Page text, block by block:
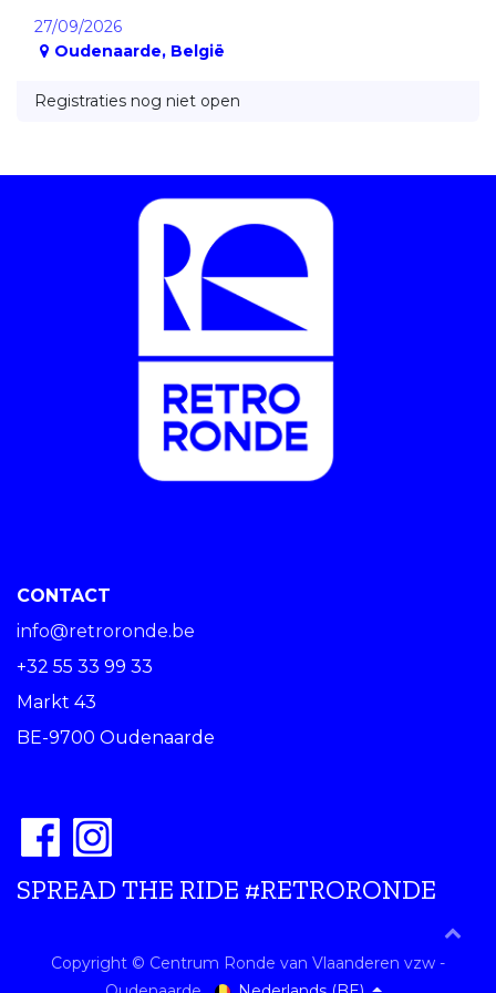
27/09/2026
Oudenaarde, België
Registraties nog niet open
CONTACT
info@retroronde.be
+32 55 33 99 33
Markt 43
BE-9700 Oudenaarde
SPREAD THE RIDE #RETRORONDE
Copyright © Centrum Ronde van Vlaanderen vzw -